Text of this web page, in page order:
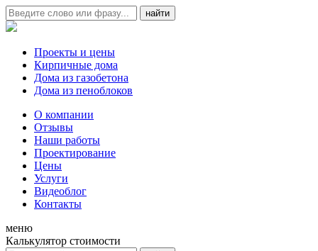
Проекты и цены
Кирпичные дома
Дома из газобетона
Дома из пеноблоков
О компании
Отзывы
Наши работы
Проектирование
Цены
Услуги
Видеоблог
Контакты
меню
Калькулятор стоимости